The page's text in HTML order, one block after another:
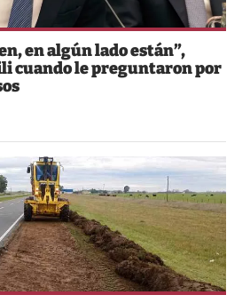
en algún lado están”,
cuando le preguntaron por